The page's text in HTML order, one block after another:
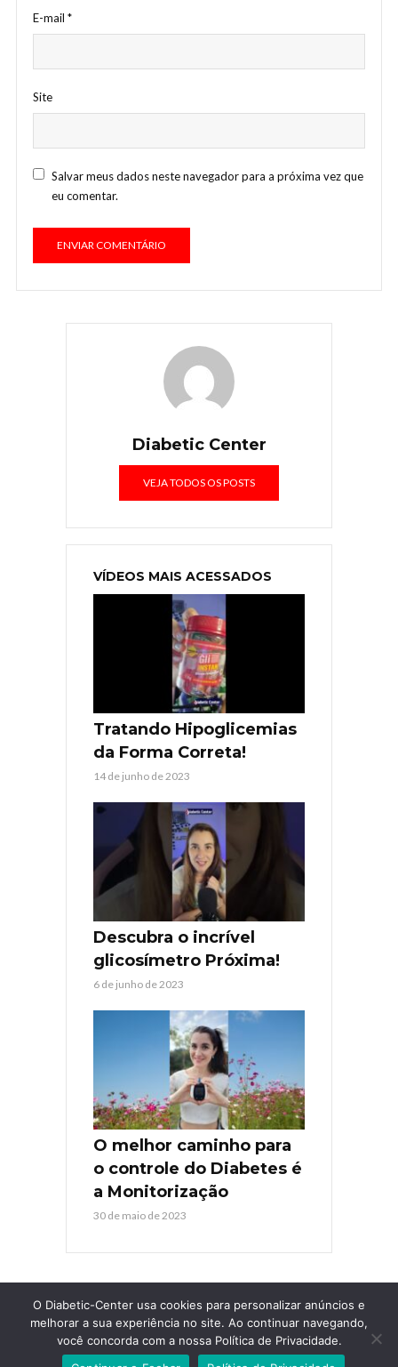
E-mail *
Site
Salvar meus dados neste navegador para a próxima vez que
eu comentar.
Diabetic Center
VEJA TODOS OS POSTS
VÍDEOS MAIS ACESSADOS
Tratando Hipoglicemias
da Forma Correta!
14 de junho de 2023
Descubra o incrível
glicosímetro Próxima!
6 de junho de 2023
O melhor caminho para
o controle do Diabetes é
a Monitorização
30 de maio de 2023
COPYRIGHT © 2026. TODOS OS DIREITOS RESERVADOSDIABETIC-
O Diabetic-Center usa cookies para personalizar anúncios e
melhorar a sua experiência no site. Ao continuar navegando,
você concorda com a nossa Política de Privacidade.